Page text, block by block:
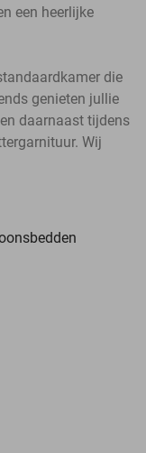
een heerlijke
die
genieten jullie
daarnaast tijdens
Wij